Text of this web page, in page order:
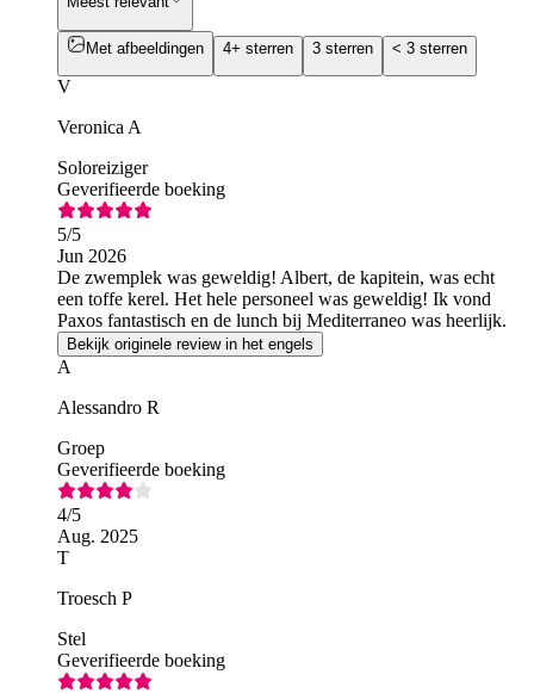
Met afbeeldingen 4+ sterren 3 sterren < 3 sterren
V
Veronica A
Soloreiziger
Geverifieerde boeking
5/5
Jun 2026
De zwemplek was geweldig! Albert, de kapitein, was echt
een toffe kerel. Het hele personeel was geweldig! Ik vond
Paxos fantastisch en de lunch bij Mediterraneo was heerlijk.
Bekijk originele review in het engels
A
Alessandro R
Groep
Geverifieerde boeking
4/5
Aug. 2025
T
Troesch P
Stel
Geverifieerde boeking